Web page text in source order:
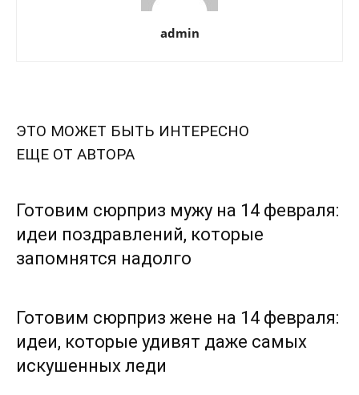
admin
ЭТО МОЖЕТ БЫТЬ ИНТЕРЕСНО
ЕЩЕ ОТ АВТОРА
Готовим сюрприз мужу на 14 февраля:
идеи поздравлений, которые
запомнятся надолго
Готовим сюрприз жене на 14 февраля:
идеи, которые удивят даже самых
искушенных леди